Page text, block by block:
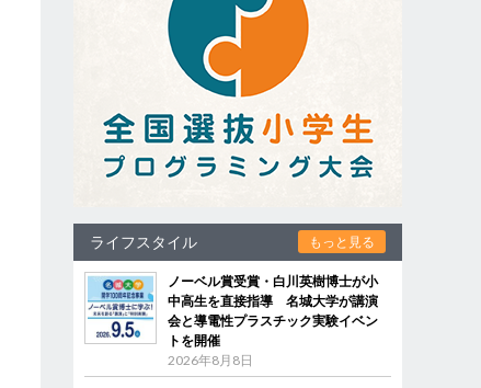
ライフスタイル もっと見る
ノーベル賞受賞・白川英樹博士が小
中高生を直接指導 名城大学が講演
会と導電性プラスチック実験イベン
トを開催
2026年8月8日